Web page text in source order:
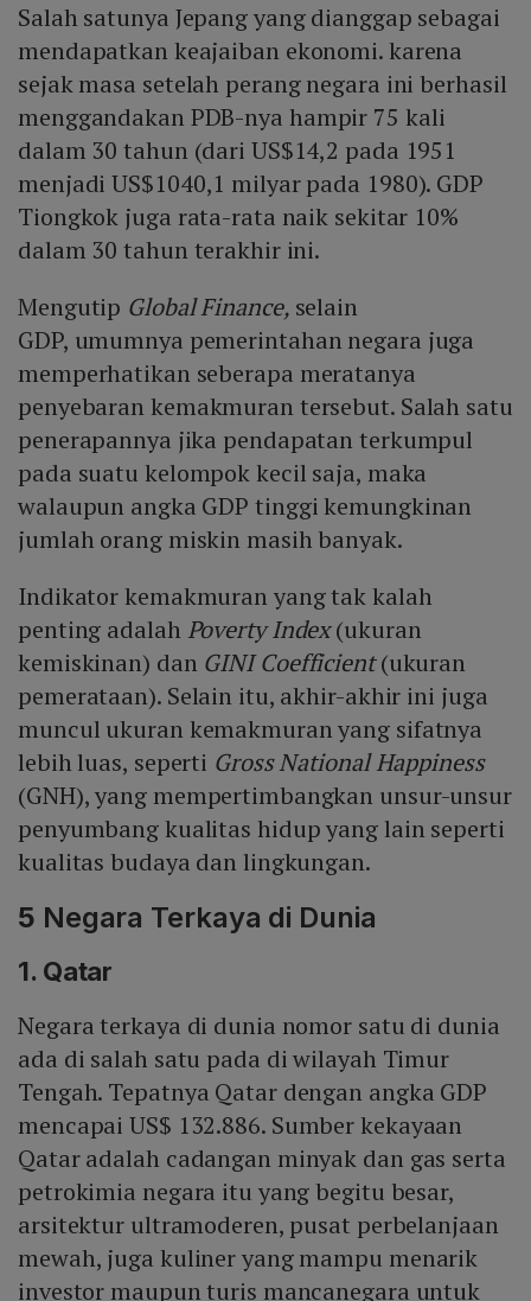
Salah satunya Jepang yang dianggap sebagai
mendapatkan keajaiban ekonomi. karena
sejak masa setelah perang negara ini berhasil
menggandakan PDB-nya hampir 75 kali
dalam 30 tahun (dari US$14,2 pada 1951
menjadi US$1040,1 milyar pada 1980). GDP
Tiongkok juga rata-rata naik sekitar 10%
dalam 30 tahun terakhir ini.
Mengutip Global Finance, selain
GDP, umumnya pemerintahan negara juga
memperhatikan seberapa meratanya
penyebaran kemakmuran tersebut. Salah satu
penerapannya jika pendapatan terkumpul
pada suatu kelompok kecil saja, maka
walaupun angka GDP tinggi kemungkinan
jumlah orang miskin masih banyak.
Indikator kemakmuran yang tak kalah
penting adalah Poverty Index(ukuran
kemiskinan) dan GINI Coefficient(ukuran
pemerataan). Selain itu, akhir-akhir ini juga
muncul ukuran kemakmuran yang sifatnya
lebih luas, seperti Gross National Happiness
(GNH), yang mempertimbangkan unsur-unsur
penyumbang kualitas hidup yang lain seperti
kualitas budaya dan lingkungan.
5 Negara Terkaya di Dunia
1. Qatar
Negara terkaya di dunia nomor satu di dunia
ada di salah satu pada di wilayah Timur
Tengah. Tepatnya Qatar dengan angka GDP
mencapai US$ 132.886. Sumber kekayaan
Qatar adalah cadangan minyak dan gas serta
petrokimia negara itu yang begitu besar,
arsitektur ultramoderen, pusat perbelanjaan
mewah, juga kuliner yang mampu menarik
investor maupun turis mancanegara untuk